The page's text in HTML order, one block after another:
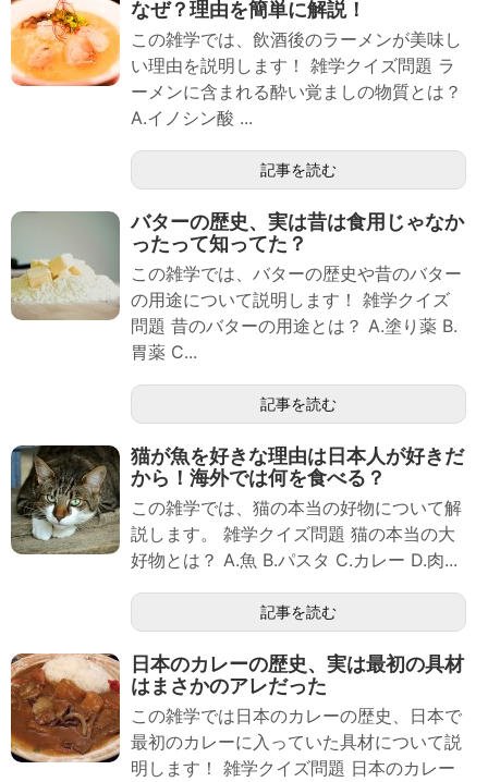
なぜ？理由を簡単に解説！
この雑学では、飲酒後のラーメンが美味し
い理由を説明します！ 雑学クイズ問題 ラ
ーメンに含まれる酔い覚ましの物質とは？
A.イノシン酸 ...
記事を読む
バターの歴史、実は昔は食用じゃなか
ったって知ってた？
この雑学では、バターの歴史や昔のバター
の用途について説明します！ 雑学クイズ
問題 昔のバターの用途とは？ A.塗り薬 B.
胃薬 C...
記事を読む
猫が魚を好きな理由は日本人が好きだ
から！海外では何を食べる？
この雑学では、猫の本当の好物について解
説します。 雑学クイズ問題 猫の本当の大
好物とは？ A.魚 B.パスタ C.カレー D.肉...
記事を読む
日本のカレーの歴史、実は最初の具材
はまさかのアレだった
この雑学では日本のカレーの歴史、日本で
最初のカレーに入っていた具材について説
明します！ 雑学クイズ問題 日本のカレー